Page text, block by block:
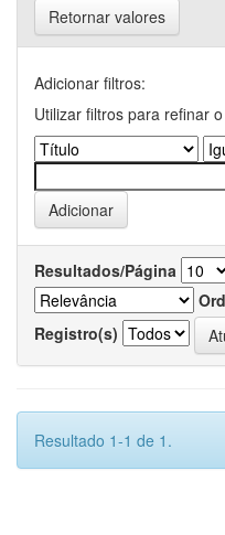
Retornar valores
Adicionar filtros:
Utilizar filtros para refinar
Resultados/Página
Registro(s)
Resultado 1-1 de 1.